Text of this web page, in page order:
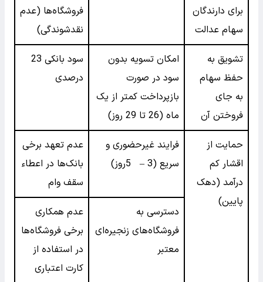
برای دارندگان
سهام عدالت
فروشگاه‌ها (عدم
نقدشوندگی)
تشویق به
حفظ سهام
به جای
فروختن آن
امکان تسویه بدون
سود در صورت
بازپرداخت کمتر از یک
ماه (26 تا 29 روز)
سود بانکی 23
درصدی
حمایت از
اقشار کم
درآمد (دهک
پایین)
فرایند غیرحضوری و
سریع (3 – 5روز)
عدم تعهد برخی
بانک‌ها در اعطاء
سقف وام
دسترسی به
فروشگاه‌های زنجیره‌ای
معتبر
عدم همکاری
برخی فروشگاه‌ها
در استفاده از
کارت اعتباری